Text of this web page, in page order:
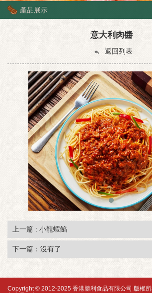
產品展示
意大利肉醬
返回列表
上一篇 : 小龍蝦餡
下一篇：沒有了
Copyright © 2012-2025 香港勝利食品有限公司 版權